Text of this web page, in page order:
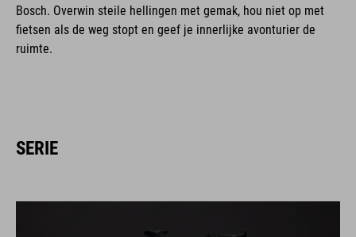
Bosch. Overwin steile hellingen met gemak, hou niet op met
fietsen als de weg stopt en geef je innerlijke avonturier de
ruimte.
SERIE